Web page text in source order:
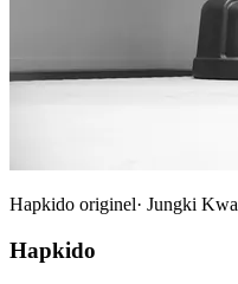
Hapkido originel· Jungki
Hapkido